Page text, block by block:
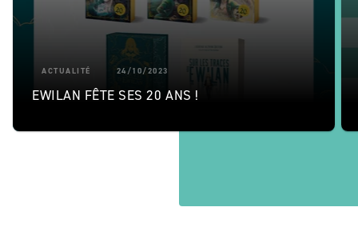
ACTUALITÉ 24/10/2023
EWILAN FÊTE SES 20 ANS !